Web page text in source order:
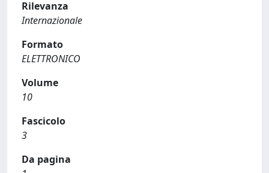
Rilevanza
Internazionale
Formato
ELETTRONICO
Volume
10
Fascicolo
3
Da pagina